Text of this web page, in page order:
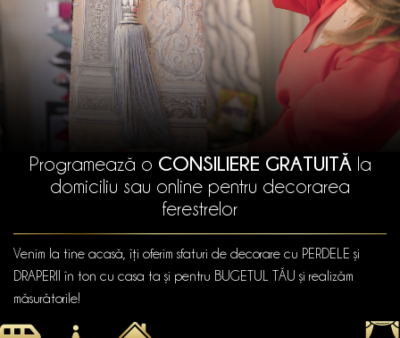
Programează o CONSILIERE GRATUITĂ la
domiciliu sau online pentru decorarea
ferestrelor
Venim la tine acasă, îți oferim sfaturi de decorare cu PERDELE și
DRAPERII în ton cu casa ta și pentru BUGETUL TĂU și realizăm
măsurătorile!